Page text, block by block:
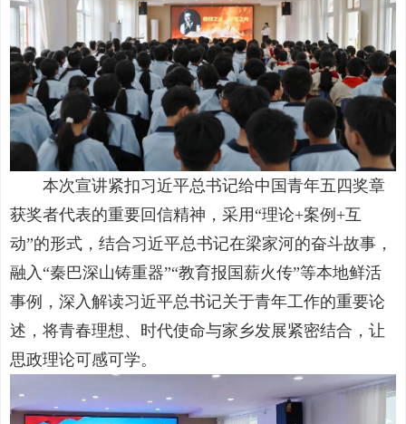
本次宣讲紧扣习近平总书记给中国青年五四奖章
获奖者代表的重要回信精神，采用“理论+案例+互
动”的形式，结合习近平总书记在梁家河的奋斗故事，
融入“秦巴深山铸重器”“教育报国薪火传”等本地鲜活
事例，深入解读习近平总书记关于青年工作的重要论
述，将青春理想、时代使命与家乡发展紧密结合，让
思政理论可感可学。